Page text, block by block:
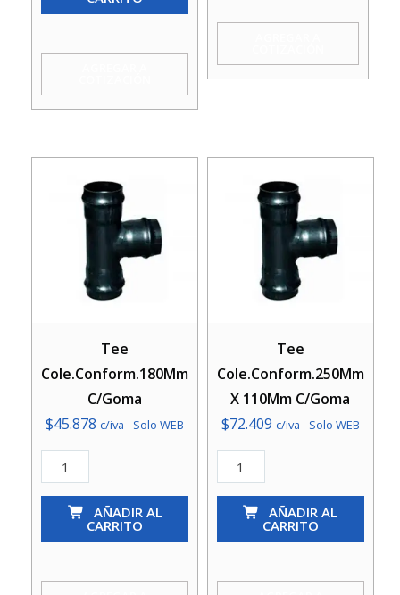
cantidad
cantidad
Tee
Cole.Conform.180Mm
C/Goma
$45.878 c/iva - Solo WEB
Tee
Cole.Conform.180Mm
C/Goma
cantidad
AÑADIR AL
CARRITO
Tee
Cole.Conform.250Mm
X 110Mm C/Goma
$72.409 c/iva - Solo WEB
Tee
Cole.Conform.250Mm
cantidad
AÑADIR AL
CARRITO